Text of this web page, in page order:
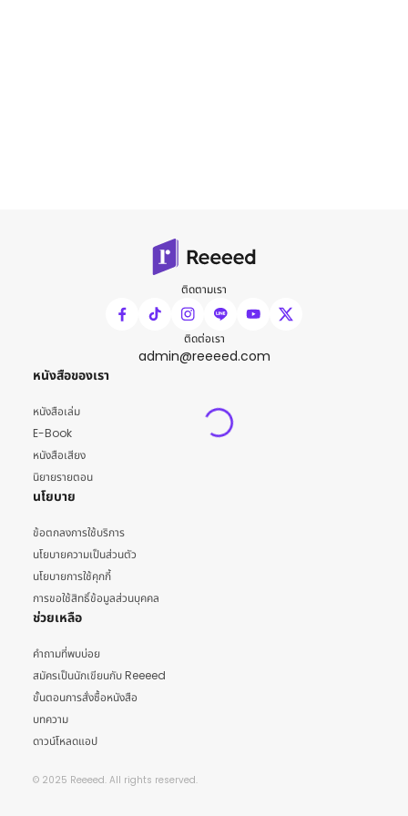
ติดตามเรา
ติดต่อเรา
admin@reeeed.com
หนังสือของเรา
หนังสือเล่ม
E-Book
หนังสือเสียง
นิยายรายตอน
นโยบาย
ข้อตกลงการใช้บริการ
นโยบายความเป็นส่วนตัว
นโยบายการใช้คุกกี้
การขอใช้สิทธิ์ข้อมูลส่วนบุคคล
ช่วยเหลือ
คำถามที่พบบ่อย
สมัครเป็นนักเขียนกับ Reeeed
ขั้นตอนการสั่งซื้อหนังสือ
บทความ
ดาวน์โหลดแอป
© 2025 Reeeed. All rights reserved.